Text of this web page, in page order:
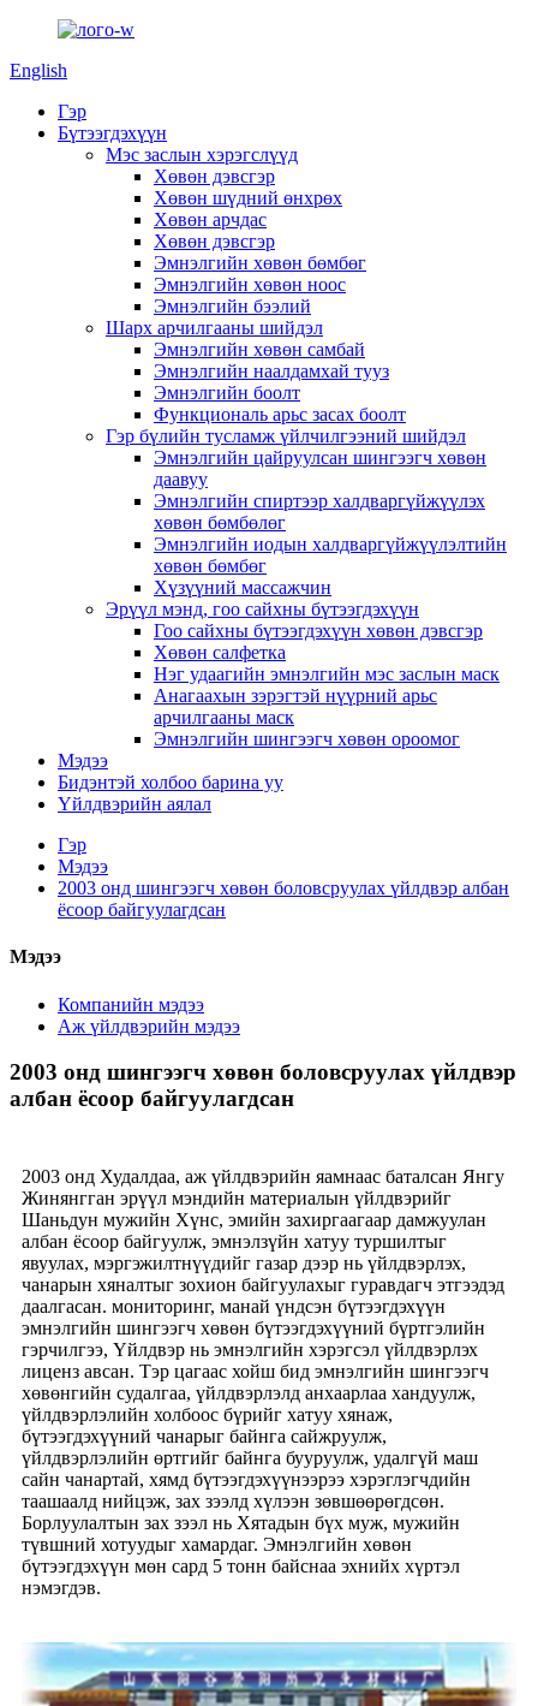
English
Гэр
Бүтээгдэхүүн
Мэс заслын хэрэгслүүд
Хөвөн дэвсгэр
Хөвөн шүдний өнхрөх
Хөвөн арчдас
Хөвөн дэвсгэр
Эмнэлгийн хөвөн бөмбөг
Эмнэлгийн хөвөн ноос
Эмнэлгийн бээлий
Шарх арчилгааны шийдэл
Эмнэлгийн хөвөн самбай
Эмнэлгийн наалдамхай тууз
Эмнэлгийн боолт
Функциональ арьс засах боолт
Гэр бүлийн тусламж үйлчилгээний шийдэл
Эмнэлгийн цайруулсан шингээгч хөвөн
даавуу
Эмнэлгийн спиртээр халдваргүйжүүлэх
хөвөн бөмбөлөг
Эмнэлгийн иодын халдваргүйжүүлэлтийн
хөвөн бөмбөг
Хүзүүний массажчин
Эрүүл мэнд, гоо сайхны бүтээгдэхүүн
Гоо сайхны бүтээгдэхүүн хөвөн дэвсгэр
Хөвөн салфетка
Нэг удаагийн эмнэлгийн мэс заслын маск
Анагаахын зэрэгтэй нүүрний арьс
арчилгааны маск
Эмнэлгийн шингээгч хөвөн ороомог
Мэдээ
Бидэнтэй холбоо барина уу
Үйлдвэрийн аялал
Гэр
Мэдээ
2003 онд шингээгч хөвөн боловсруулах үйлдвэр албан
ёсоор байгуулагдсан
Мэдээ
Компанийн мэдээ
Аж үйлдвэрийн мэдээ
2003 онд шингээгч хөвөн боловсруулах үйлдвэр
албан ёсоор байгуулагдсан
2003 онд Худалдаа, аж үйлдвэрийн яамнаас баталсан Янгу
Жинянгган эрүүл мэндийн материалын үйлдвэрийг
Шаньдун мужийн Хүнс, эмийн захиргаагаар дамжуулан
албан ёсоор байгуулж, эмнэлзүйн хатуу туршилтыг
явуулах, мэргэжилтнүүдийг газар дээр нь үйлдвэрлэх,
чанарын хяналтыг зохион байгуулахыг гуравдагч этгээдэд
даалгасан. мониторинг, манай үндсэн бүтээгдэхүүн
эмнэлгийн шингээгч хөвөн бүтээгдэхүүний бүртгэлийн
гэрчилгээ, Үйлдвэр нь эмнэлгийн хэрэгсэл үйлдвэрлэх
лиценз авсан. Тэр цагаас хойш бид эмнэлгийн шингээгч
хөвөнгийн судалгаа, үйлдвэрлэлд анхаарлаа хандуулж,
үйлдвэрлэлийн холбоос бүрийг хатуу хянаж,
бүтээгдэхүүний чанарыг байнга сайжруулж,
үйлдвэрлэлийн өртгийг байнга бууруулж, удалгүй маш
сайн чанартай, хямд бүтээгдэхүүнээрээ хэрэглэгчдийн
таашаалд нийцэж, зах зээлд хүлээн зөвшөөрөгдсөн.
Борлуулалтын зах зээл нь Хятадын бүх муж, мужийн
түвшний хотуудыг хамардаг. Эмнэлгийн хөвөн
бүтээгдэхүүн мөн сард 5 тонн байснаа эхнийх хүртэл
нэмэгдэв.